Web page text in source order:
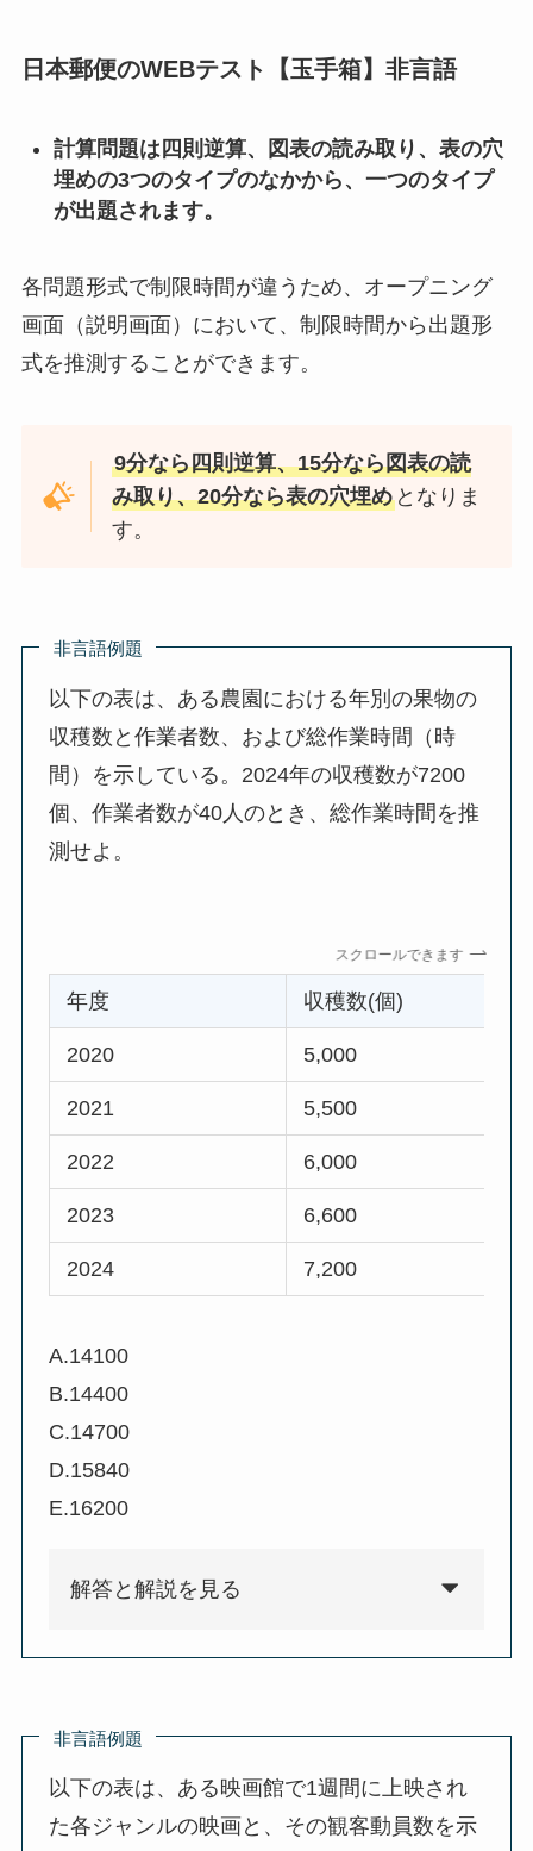
日本郵便のWEBテスト【玉手箱】非言語
計算問題は四則逆算、図表の読み取り、表の穴
埋めの3つのタイプのなかから、一つのタイプ
が出題されます。
各問題形式で制限時間が違うため、オープニング
画面（説明画面）において、制限時間から出題形
式を推測することができます。
9分なら四則逆算、15分なら図表の読
み取り、20分なら表の穴埋め となりま
す。
非言語例題
以下の表は、ある農園における年別の果物の
収穫数と作業者数、および総作業時間（時
間）を示している。2024年の収穫数が7200
個、作業者数が40人のとき、総作業時間を推
測せよ。
スクロールできます
年度 収穫数(個)
2020 5,000
2021 5,500
2022 6,000
2023 6,600
2024 7,200
A.14100
B.14400
C.14700
D.15840
E.16200
解答と解説を見る
非言語例題
以下の表は、ある映画館で1週間に上映され
た各ジャンルの映画と、その観客動員数を示